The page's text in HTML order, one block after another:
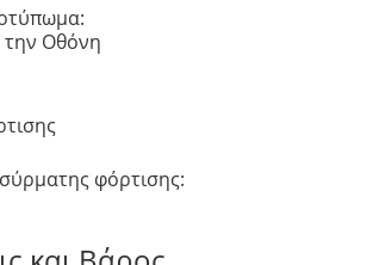
Οθόνη
φόρτισης: